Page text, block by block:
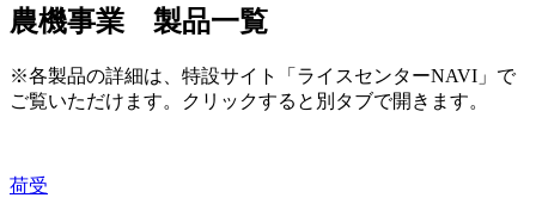
農機事業 製品一覧
※各製品の詳細は、特設サイト「ライスセンターNAVI」で
ご覧いただけます。クリックすると別タブで開きます。
荷受